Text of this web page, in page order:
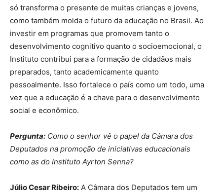
só transforma o presente de muitas crianças e jovens,
como também molda o futuro da educação no Brasil. Ao
investir em programas que promovem tanto o
desenvolvimento cognitivo quanto o socioemocional, o
Instituto contribui para a formação de cidadãos mais
preparados, tanto academicamente quanto
pessoalmente. Isso fortalece o país como um todo, uma
vez que a educação é a chave para o desenvolvimento
social e econômico.
Pergunta: Como o senhor vê o papel da Câmara dos
Deputados na promoção de iniciativas educacionais
como as do Instituto Ayrton Senna?
Júlio Cesar Ribeiro: A Câmara dos Deputados tem um